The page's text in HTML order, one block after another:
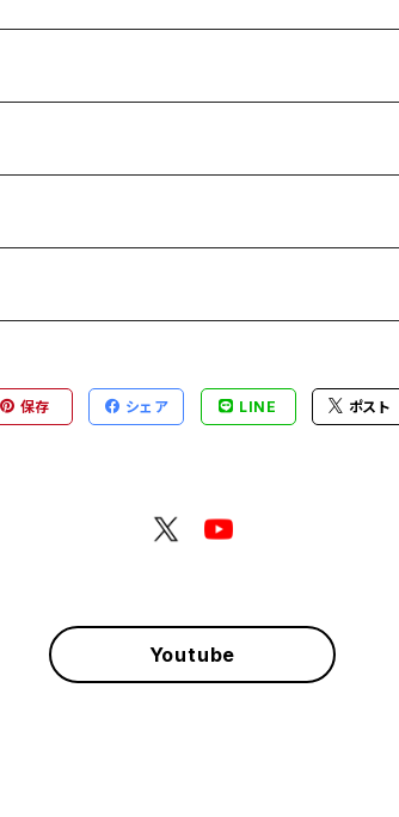
保存 シェア LINE ポスト
Youtube